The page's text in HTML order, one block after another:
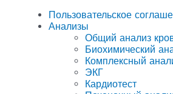
Пользовательское
Анализы
Общий анализ
Биохимический
Комплексный
ЭКГ
Кардиотест